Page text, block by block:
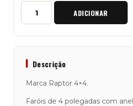
Quantidade
Faróis
Polegadas
"Raptor
4x4"
30W
ADICIONAR
Descrição
Marca Raptor 4×4.
Faróis de 4 polegadas com